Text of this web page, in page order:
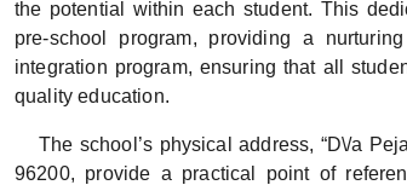
the potential within each student. This
pre-school program, providing a
integration program, ensuring that all
quality education.
The school’s physical address, “D\/a
96200, provide a practical point of